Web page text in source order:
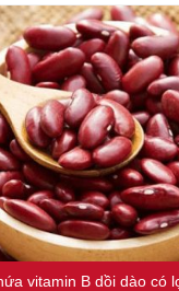
vitamin B dồi dào có